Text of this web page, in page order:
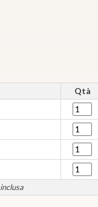
Qtà